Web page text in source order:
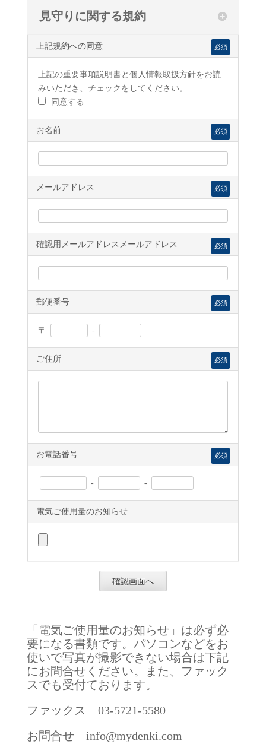
見守りに関する規約
上記規約への同意 必須
上記の重要事項説明書と個人情報取扱方針をお読
みいただき、チェックをしてください。
同意する
お名前 必須
メールアドレス 必須
確認用メールアドレスメールアドレス 必須
郵便番号 必須
〒 -
ご住所 必須
お電話番号 必須
- -
電気ご使用量のお知らせ
「電気ご使用量のお知らせ」は必ず必
要になる書類です。パソコンなどをお
使いで写真が撮影できない場合は下記
にお問合せください。また、ファック
スでも受付ております。
ファックス 03-5721-5580
お問合せ info@mydenki.com